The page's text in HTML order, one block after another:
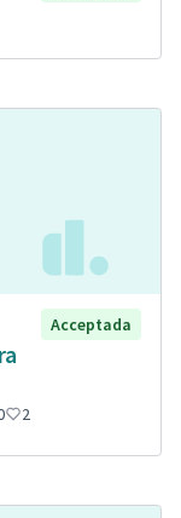
Acceptada
2